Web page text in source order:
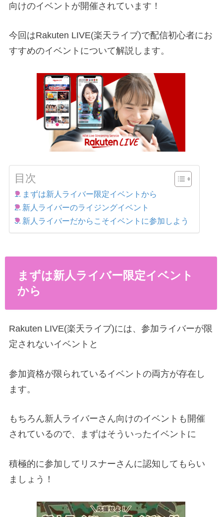
向けのイベントが開催されています！
今回はRakuten LIVE(楽天ライブ)で配信初心者にお
すすめのイベントについて解説します。
目次
まずは新人ライバー限定イベントから
新人ライバーのライジングイベント
新人ライバーだからこそイベントに参加しよう
まずは新人ライバー限定イベント
から
Rakuten LIVE(楽天ライブ)には、参加ライバーが限
定されないイベントと
参加資格が限られているイベントの両方が存在し
ます。
もちろん新人ライバーさん向けのイベントも開催
されているので、まずはそういったイベントに
積極的に参加してリスナーさんに認知してもらい
ましょう！